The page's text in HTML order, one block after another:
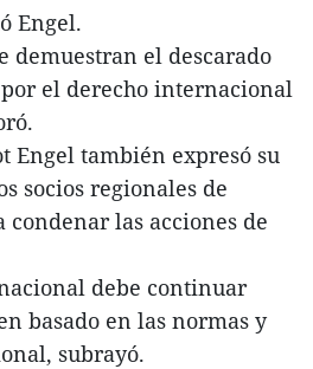
Engel.
demuestran el descarado
el derecho internacional
Engel también expresó su
socios regionales de
condenar las acciones de
debe continuar
basado en las normas y
subrayó.